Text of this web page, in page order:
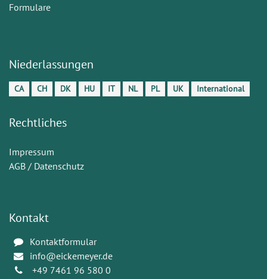
Formulare
Niederlassungen
CA CH DK HU IT NL PL UK International
Rechtliches
Impressum
AGB / Datenschutz
Kontakt
Kontaktformular
info@eickemeyer.de
+49 7461 96 580 0